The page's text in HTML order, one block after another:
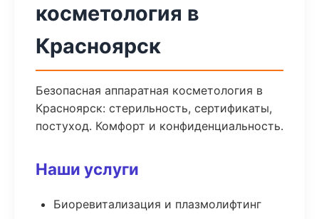
косметология в
Красноярск
Безопасная аппаратная косметология в
Красноярск: стерильность, сертификаты,
постуход. Комфорт и конфиденциальность.
Наши услуги
Биоревитализация и плазмолифтинг